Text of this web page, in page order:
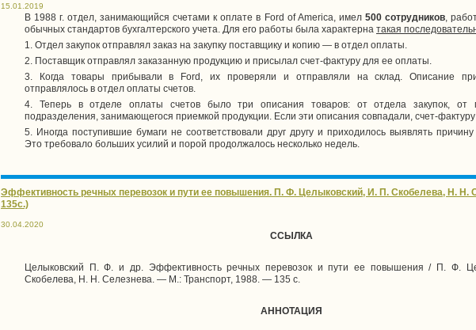
15.01.2019
В 1988 г. отдел, занимающийся счетами к оплате в Ford of America, имел 500 сотрудников,
обычных стандартов бухгалтерского учета. Для его работы была характерна такая
1. Отдел закупок отправлял заказ на закупку поставщику и копию — в отдел оплаты.
2. Поставщик отправлял заказанную продукцию и присылал счет-фактуру для ее оплаты.
3. Когда товары прибывали в Ford, их проверяли и отправляли на склад. Описание
отправлялось в отдел оплаты счетов.
4. Теперь в отделе оплаты счетов было три описания товаров: от отдела закупок, от
подразделения, занимающегося приемкой продукции. Если эти описания совпадали, счет-фактуру
5. Иногда поступившие бумаги не соответствовали друг другу и приходилось выявлять причину
Это требовало больших усилий и порой продолжалось несколько недель.
Эффективность речных перевозок и пути ее повышения. П. Ф. Целыковский, И. П. Скобелева, Н. Н.
135с.)
30.04.2020
ССЫЛКА
Целыковский П. Ф. и др. Эффективность речных перевозок и пути ее повышения / П. Ф.
Скобелева, Н. Н. Селезнева. — М.: Транспорт, 1988. — 135 с.
АННОТАЦИЯ